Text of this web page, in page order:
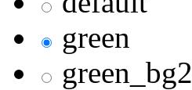
green
green_bg2